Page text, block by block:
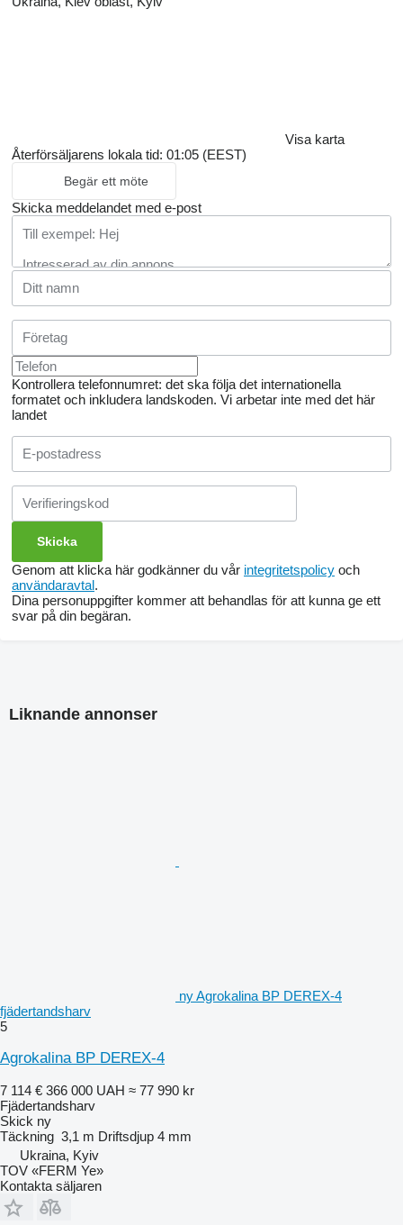
Visa karta
Återförsäljarens lokala tid: 01:05 (EEST)
Begär ett möte
Skicka meddelandet med e-post
Kontrollera telefonnumret: det ska följa det internationella
formatet och inkludera landskoden. Vi arbetar inte med det här
landet
Genom att klicka här godkänner du vår integritetspolicy och
användaravtal.
Dina personuppgifter kommer att behandlas för att kunna ge ett
svar på din begäran.
Liknande annonser
ny Agrokalina BP DEREX-4
fjädertandsharv
5
Agrokalina BP DEREX-4
7 114 € 366 000 UAH ≈ 77 990 kr
Fjädertandsharv
Skick ny
Täckning 3,1 m Driftsdjup 4 mm
Ukraina, Kyiv
TOV «FERM Ye»
Kontakta säljaren